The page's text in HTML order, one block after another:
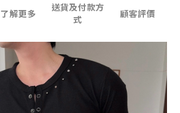
了解更多
送貨及付款方
式
顧客評價